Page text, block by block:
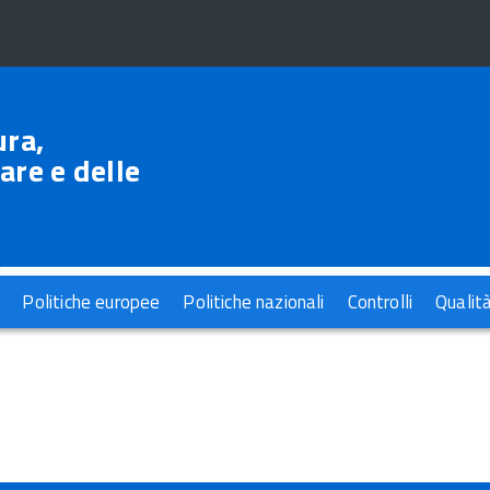
e delle
Politiche europee Politiche nazionali Controlli